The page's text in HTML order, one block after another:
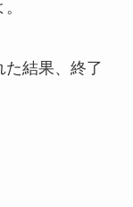
た結果、終了